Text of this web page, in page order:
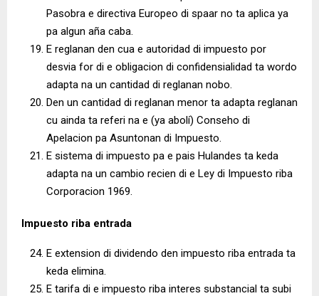
Pasobra e directiva Europeo di spaar no ta aplica ya
pa algun aña caba.
E reglanan den cua e autoridad di impuesto por
desvia for di e obligacion di confidensialidad ta wordo
adapta na un cantidad di reglanan nobo.
Den un cantidad di reglanan menor ta adapta reglanan
cu ainda ta referi na e (ya abolí) Conseho di
Apelacion pa Asuntonan di Impuesto.
E sistema di impuesto pa e pais Hulandes ta keda
adapta na un cambio recien di e Ley di Impuesto riba
Corporacion 1969.
Impuesto riba entrada
E extension di dividendo den impuesto riba entrada ta
keda elimina.
E tarifa di e impuesto riba interes substancial ta subi